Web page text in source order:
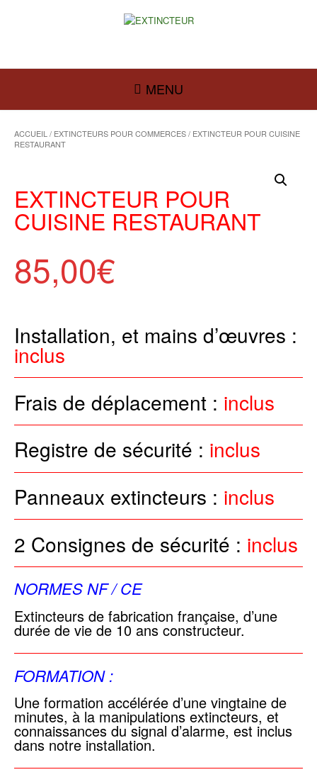
MENU
ACCUEIL / EXTINCTEURS POUR COMMERCES/ EXTINCTEUR POUR CUISINE
RESTAURANT
EXTINCTEUR POUR
CUISINE RESTAURANT
85,00€
Installation, et mains d’œuvres :
inclus
Frais de déplacement : inclus
Registre de sécurité : inclus
Panneaux extincteurs : inclus
2 Consignes de sécurité : inclus
NORMES NF / CE
Extincteurs de fabrication française, d’une
durée de vie de 10 ans constructeur.
FORMATION :
Une formation accélérée d’une vingtaine de
minutes, à la manipulations extincteurs, et
connaissances du signal d’alarme, est inclus
dans notre installation.